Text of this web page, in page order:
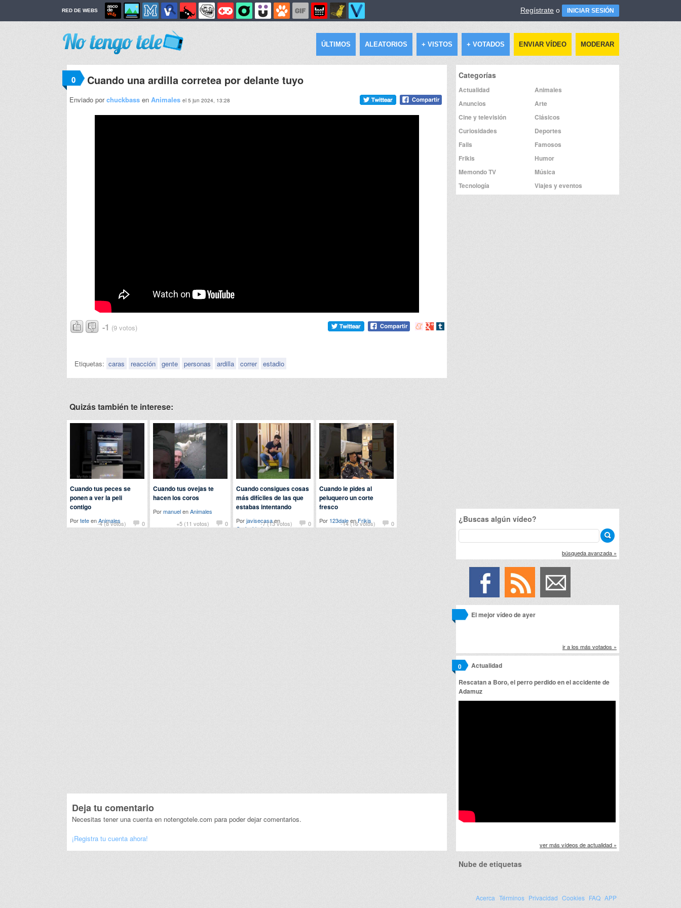
RED DE WEBS Regístrate o INICIAR SESIÓN
ÚLTIMOS ALEATORIOS + VISTOS + VOTADOS ENVIAR VÍDEO MODERAR
0 Cuando una ardilla corretea por delante tuyo
Enviado porchuckbass en Animales el 5 jun 2024, 13:28
-1 (9 votos)
Compartir
Compartir
Compartir
Etiquetas: caras reacción gente personas ardilla correr estadio
Quizás también te interese:
-4 (8 votos) 0
Cuando tus peces se
ponen a ver la peli
contigo
PorteteenAnimales +5 (11 votos) 0
Cuando tus ovejas te
hacen los coros
PormanuelenAnimales
-7 (13 votos)
0
Cuando consigues cosas
más difíciles de las que
estabas intentando
Porjavisecasaen
Curiosidades
-14 (16 votos) 0
Cuando le pides al
peluquero un corte
fresco
Por 123daleenFrikis
Deja tu comentario
Necesitas tener una cuenta en notengotele.com para poder dejar comentarios.
¡Registra tu cuenta ahora!
Categorías
Actualidad
Animales
Anuncios
Arte
Cine y televisión
Clásicos
Curiosidades
Deportes
Fails
Famosos
Frikis
Humor
Memondo TV
Música
Tecnología
Viajes y eventos
¿Buscas algún vídeo?
búsqueda avanzada »
El mejor vídeo de ayer
ir a los más votados »
Actualidad
0
Rescatan a Boro, el perro perdido en el accidente de
Adamuz
ver más vídeos de actualidad »
Nube de etiquetas
Acerca Términos Privacidad Cookies FAQ APP